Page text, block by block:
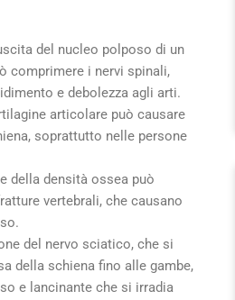
del nucleo polposo di un
comprimere i nervi spinali,
e debolezza agli arti.
articolare può causare
soprattutto nelle persone
della densità ossea può
vertebrali, che causano
del nervo sciatico, che si
della schiena fino alle gambe,
e lancinante che si irradia